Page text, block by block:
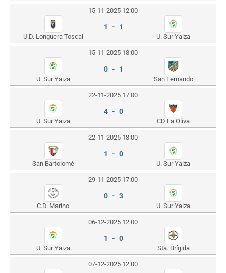
15-11-2025 12:00
U.D. Longuera Toscal
1 - 1
U. Sur Yaiza
15-11-2025 18:00
U. Sur Yaiza
0 - 1
San Fernando
22-11-2025 17:00
U. Sur Yaiza
4 - 0
CD La Oliva
22-11-2025 18:00
San Bartolomé
1 - 0
U. Sur Yaiza
29-11-2025 17:00
C.D. Marino
0 - 3
U. Sur Yaiza
06-12-2025 12:00
U. Sur Yaiza
1 - 0
Sta. Brígida
07-12-2025 12:00